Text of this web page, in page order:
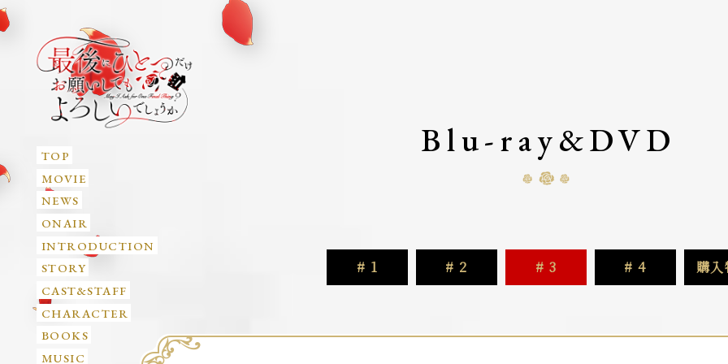
Blu-ray&DVD
# 1 # 2 # 3 # 4 購
TOP
MOVIE
NEWS
ONAIR
INTRODUCTION
STORY
CAST&STAFF
CHARACTER
BOOKS
MUSIC